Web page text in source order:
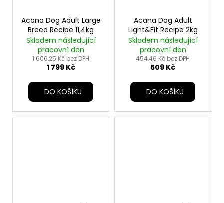
Acana Dog Adult Large
Breed Recipe 11,4kg
Skladem následující
pracovní den
1 606,25 Kč bez DPH
1 799 Kč
DO KOŠÍKU
Acana Dog Adult
Light&Fit Recipe 2kg
Skladem následující
pracovní den
454,46 Kč bez DPH
509 Kč
DO KOŠÍKU